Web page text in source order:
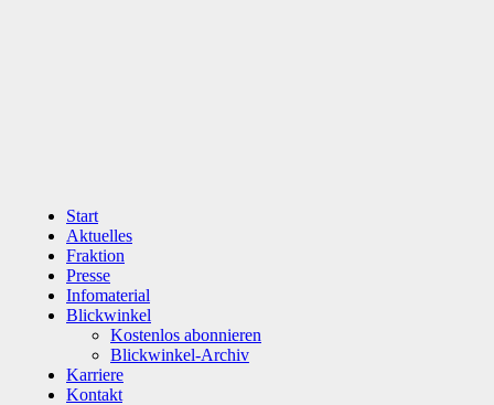
Start
Aktuelles
Fraktion
Presse
Infomaterial
Blickwinkel
Kostenlos abonnieren
Blickwinkel-Archiv
Karriere
Kontakt